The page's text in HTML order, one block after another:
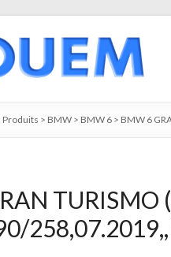
Produits > BMW > BMW 6 > BMW 6
TURISMO